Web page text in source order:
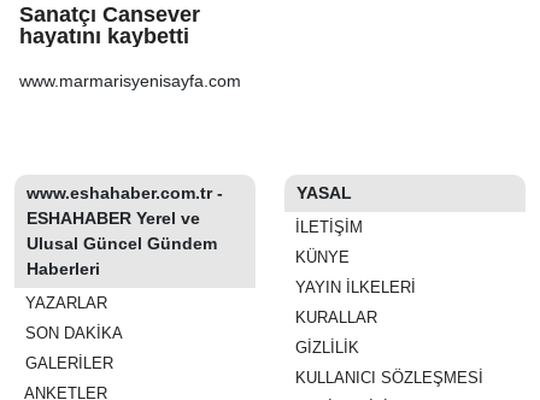
Sanatçı Cansever
hayatını kaybetti
www.marmarisyenisayfa.com
www.eshahaber.com.tr -
ESHAHABER Yerel ve
Ulusal Güncel Gündem
Haberleri
YAZARLAR
SON DAKİKA
GALERİLER
ANKETLER
YASAL
İLETIŞIM
KÜNYE
YAYIN İLKELERI
KURALLAR
GIZLILIK
KULLANICI SÖZLEŞMESI